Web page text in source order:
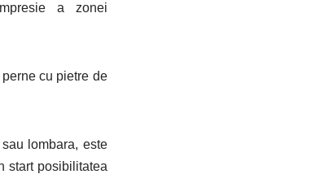
a zonei
cu pietre de
lombara, este
start posibilitatea